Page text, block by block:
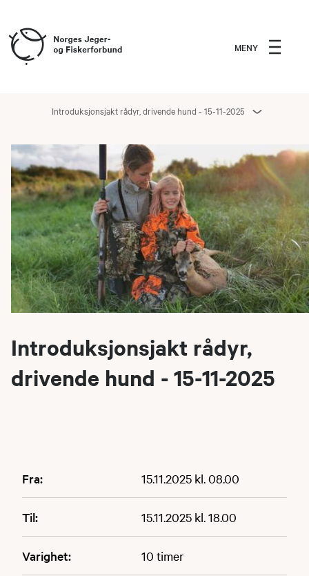
MENY
Introduksjonsjakt rådyr, drivende hund - 15-11-2025
Introduksjonsjakt rådyr,
drivende hund - 15-11-2025
Fra: 15.11.2025 kl. 08.00
Til: 15.11.2025 kl. 18.00
Varighet: 10 timer